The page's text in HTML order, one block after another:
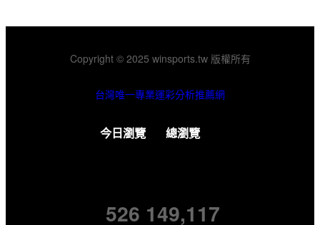
Copyright © 2025 winsports.tw 版權所有
台灣唯一專業運彩分析推薦網
今日瀏覽
526
總瀏覽
149,117